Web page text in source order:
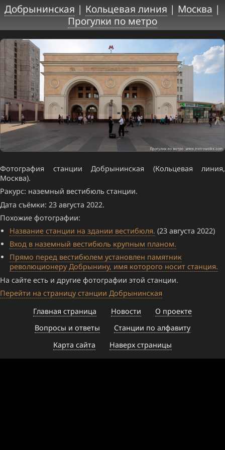
Добрынинская | Кольцевая линия | Москва |
Прогулки по метро
Фотография станции Добрынинская (Кольцевая линия,
Москва).
Ракурс: наземный вестибюль станции.
Дата съёмки: 23 августа 2022.
Похожие фотографии:
Название станции на здании вестибюля. (23 августа 2022)
Вход в наземный вестибюль крупным планом.
Прямо перед вестибюлем установлен памятник
революционеру Добрынину, имя которого носит станция.
На сайте есть и другие фотографии этой станции.
Перейти на страницу станции Добрынинская
Главная страница
Новости
О проекте
Вопросы и ответы
Станции по алфавиту
Карта сайта
Наверх страницы